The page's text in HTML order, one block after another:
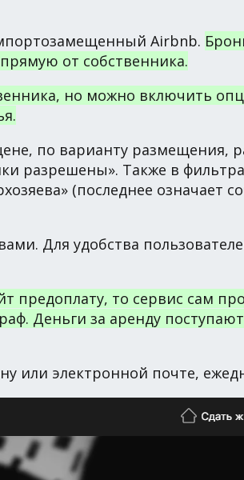
Airbnb.
от собственника.
но можно включить
по варианту размещения,
разрешены». Также в
(последнее
Для удобства
предоплату, то сервис сам
Деньги за аренду
или электронной почте,